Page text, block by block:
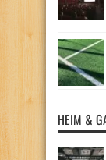
HEIM &